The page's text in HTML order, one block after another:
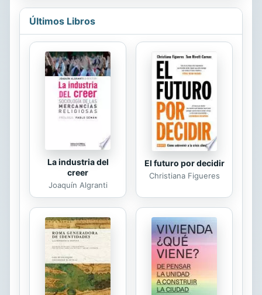
cómicas de Mafalda y sus amigos —
Felipe, Manolito, Libertad, Susanita,
publicarse en 1974 y a que Quino ha
seguido publicando más de veinte
libros distintos, varias generaciones
de niños y jóvenes latinoamericanos
han adoptado a Mafalda como su
favorita, un clásico y un referente
cultural. Con...
Últimos Libros
La industria del
creer
Joaquín Algranti
El futuro por decidir
Christiana Figueres